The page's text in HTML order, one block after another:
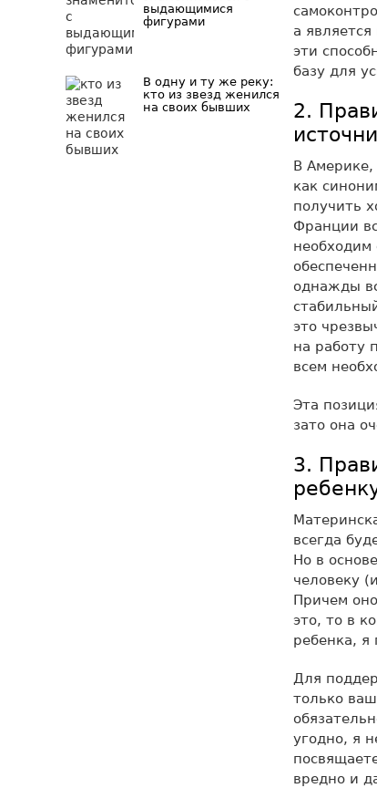
а
эти
базу для
2.
В
как
получить
Франции
необходим
однажды
это
на работу
всем
Эта
зато она
3.
всегда
Но в
человеку
Причем
это, то в
ребенка, я
Для
только
угодно, я
вредно и
выдающимися
фигурами
В одну и ту же реку:
кто из звезд женился
на своих бывших